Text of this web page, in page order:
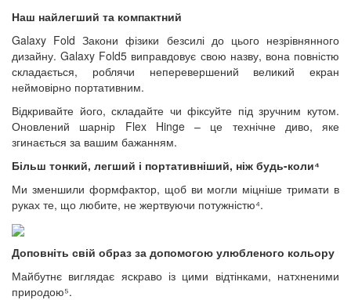
Наш найлегший та компактний
Galaxy Fold Закони фізики безсилі до цього незрівнянного
дизайну. Galaxy Fold5 виправдовує свою назву, вона повністю
складається, роблячи неперевершений великий екран
неймовірно портативним.
Відкривайте його, складайте чи фіксуйте під зручним кутом.
Оновлений шарнір Flex Hinge – це технічне диво, яке
згинається за вашим бажанням.
Більш тонкий, легший і портативніший, ніж будь-коли⁴
Ми зменшили формфактор, щоб ви могли міцніше тримати в
руках те, що любите, не жертвуючи потужністю⁴.
Доповніть свій образ за допомогою улюбленого кольору
Майбутнє виглядає яскраво із цими відтінками, натхненими
природою⁵.